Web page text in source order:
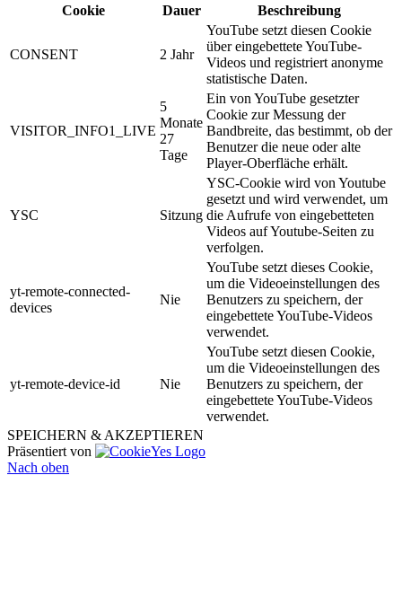
Cookie
Dauer Beschreibung
CONSENT 2 Jahr
YouTube setzt diesen Cookie
über eingebettete YouTube-
Videos und registriert anonyme
statistische Daten.
VISITOR_INFO1_LIVE
5
Monate
27
Tage
Ein von YouTube gesetzter
Cookie zur Messung der
Bandbreite, das bestimmt, ob der
Benutzer die neue oder alte
Player-Oberfläche erhält.
YSC Sitzung
YSC-Cookie wird von Youtube
gesetzt und wird verwendet, um
die Aufrufe von eingebetteten
Videos auf Youtube-Seiten zu
verfolgen.
yt-remote-connected-
devices
Nie
YouTube setzt dieses Cookie,
um die Videoeinstellungen des
Benutzers zu speichern, der
eingebettete YouTube-Videos
verwendet.
yt-remote-device-id Nie
YouTube setzt diesen Cookie,
um die Videoeinstellungen des
Benutzers zu speichern, der
eingebettete YouTube-Videos
verwendet.
SPEICHERN & AKZEPTIEREN
Präsentiert von
Nach oben